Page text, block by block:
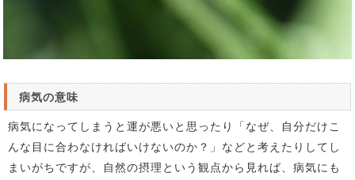
病気の意味
病気になってしまうと運が悪いと思ったり「なぜ、自分だけこ
んな目に合わなければいけないのか？」などと考えたりしてし
まいがちですが、自然の摂理という観点から見れば、病気にも